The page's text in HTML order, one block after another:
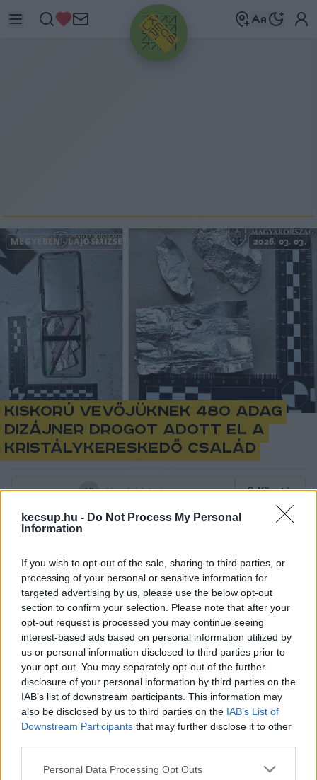
kecsup.hu - Do Not Process My Personal
Information
If you wish to opt-out of the sale, sharing to third parties, or
processing of your personal or sensitive information for
targeted advertising by us, please use the below opt-out
section to confirm your selection. Please note that after your
opt-out request is processed you may continue seeing
interest-based ads based on personal information utilized by
us or personal information disclosed to third parties prior to
your opt-out. You may separately opt-out of the further
disclosure of your personal information by third parties on the
IAB’s list of downstream participants. This information may
also be disclosed by us to third parties on the IAB’s List of
Downstream Participants that may further disclose it to other
Please note that this website/app uses one or more Google
Personal Data Processing Opt Outs
HIRDETÉS
MEGYÉBEN-LAJOSMIZSE 2026. 03. 03.
Kiskorú vevőjüknek 480 adag
dizájner drogot adott el a
kristálykereskedő család
HI Hraskó István Követés
1 perc
A Kecskeméti Járási Ügyészség szerint egy
háromfős lajosmizsei család – szülők és felnőtt
fiuk – 2023 őszétől abból éltek, hogy
lakóhelyükön a kristály nevű dizájner drogot
árulták. Új pszichoaktív anyaggal visszaélés
miatt most vádat emeltek ellenük.
A három vádlott a fehér port 0,1 gramm tömegű
adagokra porciózta és alufólia csomagokban
1000 forintért adták a vevőiknek. A közelükben
élő felnőtt kuncsaftjaik mellett egy 15 éves